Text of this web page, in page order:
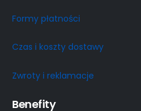
Formy płatności
Czas i koszty dostawy
Zwroty i reklamacje
Benefity